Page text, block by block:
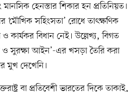
হেনস্তার শিকার হন প্রতিনিয়ত।
সহিংসতা’ রোধে তাৎক্ষণিক
কার্যকর বিধান নেই। উল্লেখ্য, বিগত
ও সুরক্ষা আইন’-এর খসড়া তৈরি করা
দেখেনি।
বা প্রতিবেশী ভারতের দিকে তাকাই,